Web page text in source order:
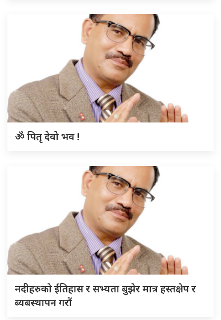
ॐ पितृ देवो भव !
नदीहरुकाे ईतिहास र सभ्यता बुझेर मात्र हस्तक्षेप र
ब्यबस्थापन गराैं